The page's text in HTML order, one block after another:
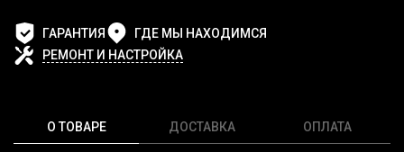
ГАРАНТИЯ
ГДЕ МЫ НАХОДИМСЯ
РЕМОНТ И НАСТРОЙКА
О ТОВАРЕ ДОСТАВКА ОПЛАТА